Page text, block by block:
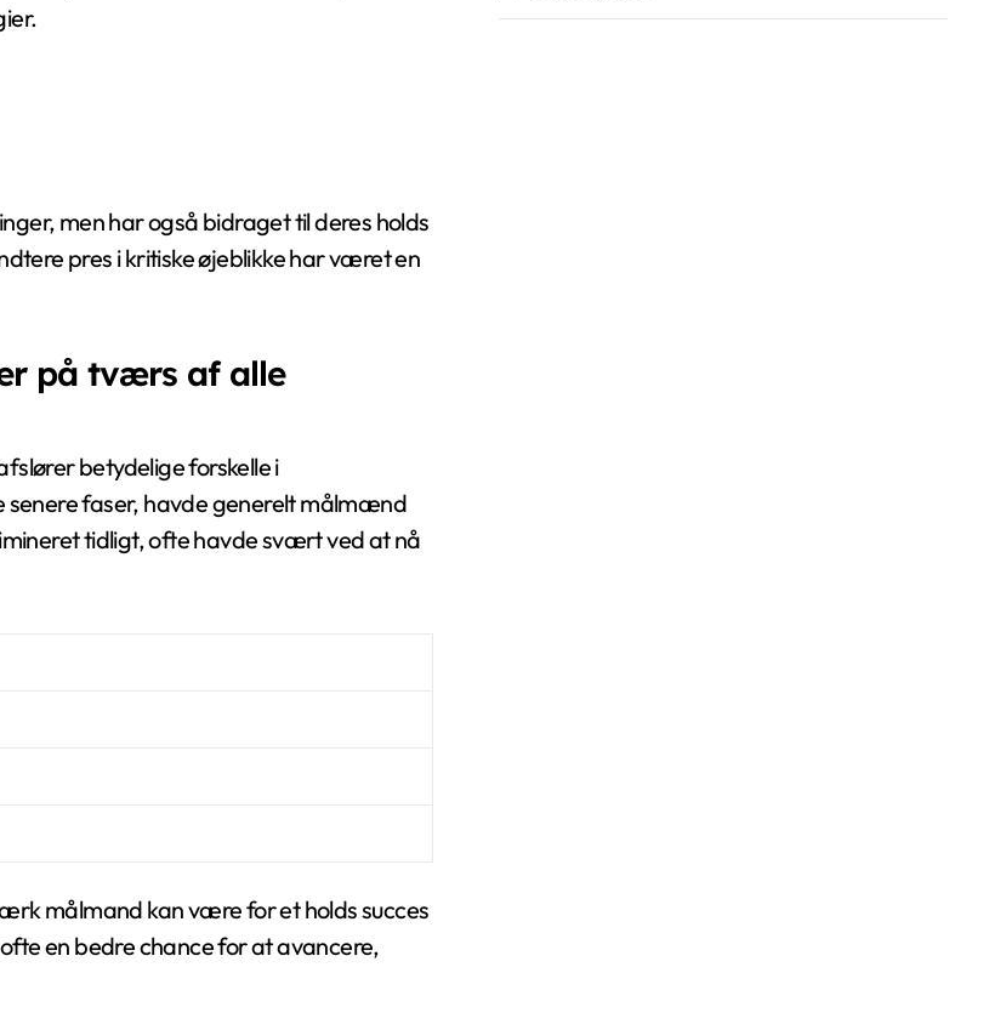
men har også bidraget til deres holds
pres i kritiske øjeblikke har været en
på tværs af alle
betydelige forskelle i
faser, havde generelt målmænd
tidligt, ofte havde svært ved at nå
målmand kan være for et holds succes
en bedre chance for at avancere,